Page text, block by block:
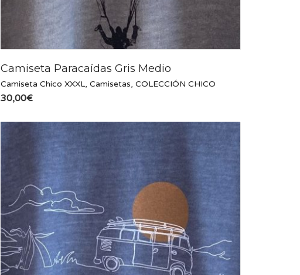
Camiseta Paracaídas Gris Medio
Camiseta Chico XXXL,Camisetas,COLECCIÓN CHICO
30,00€